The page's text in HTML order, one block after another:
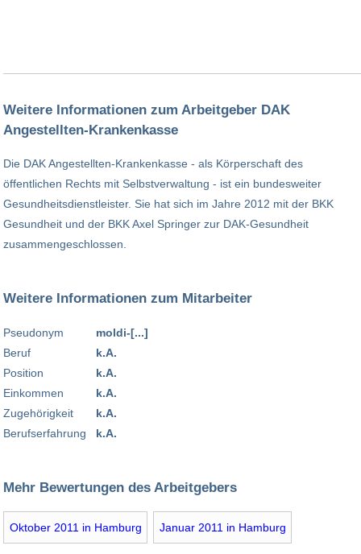
Weitere Informationen zum Arbeitgeber DAK
Angestellten-Krankenkasse
Die DAK Angestellten-Krankenkasse - als Körperschaft des
öffentlichen Rechts mit Selbstverwaltung - ist ein bundesweiter
Gesundheitsdienstleister. Sie hat sich im Jahre 2012 mit der BKK
Gesundheit und der BKK Axel Springer zur DAK-Gesundheit
zusammengeschlossen.
Weitere Informationen zum Mitarbeiter
Pseudonym
Beruf
Position
Einkommen
Zugehörigkeit
Berufserfahrung
moldi-[...]
k.A.
k.A.
k.A.
k.A.
k.A.
Mehr Bewertungen des Arbeitgebers
Oktober 2011 in Hamburg Januar 2011 in Hamburg